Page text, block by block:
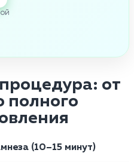
от
полного
(10–15 минут)